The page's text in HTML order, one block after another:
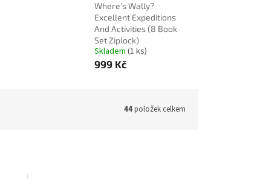
Where's Wally?
Excellent Expeditions
And Activities (8 Book
Set Ziplock)
Skladem (1 ks)
999 Kč
44položek celkem